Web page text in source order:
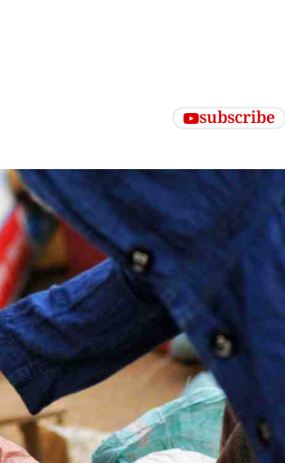
subscribe